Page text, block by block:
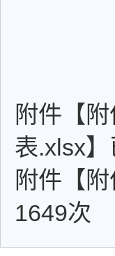
附件【
表.xlsx
附件【
1649次